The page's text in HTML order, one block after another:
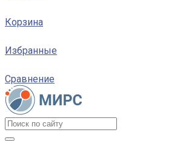
Корзина
Избранные
Сравнение